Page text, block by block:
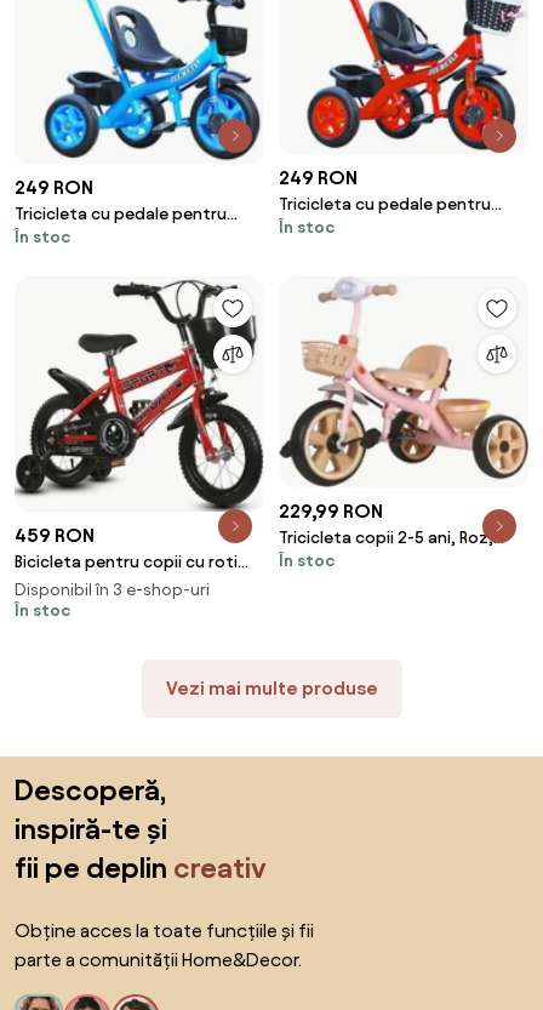
249 RON
Tricicleta cu pedale pentru
copii 2-5 ani, Maner parental,
În stoc
249 RON
Tricicleta cu pedale pentru
copii 2-5 ani, cu maner parental
În stoc
459 RON
Bicicleta pentru copii cu roti
ajutatoare si frane, 14 inch,
Rosu
Disponibil în 3 e-shop-uri
În stoc
229,99 RON
Tricicleta copii 2-5 ani, Roz,
Doua cosuri pentru jucarii, Roti
În stoc
Vezi mai multe produse
Descoperă,
inspiră-te și
fii pe deplin creativ
Obține acces la toate funcțiile și fii
parte a comunității Home&Decor.